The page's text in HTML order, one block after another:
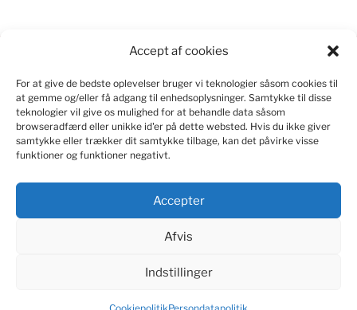
Accept af cookies
For at give de bedste oplevelser bruger vi teknologier såsom cookies til
at gemme og/eller få adgang til enhedsoplysninger. Samtykke til disse
teknologier vil give os mulighed for at behandle data såsom
browseradfærd eller unikke id'er på dette websted. Hvis du ikke giver
samtykke eller trækker dit samtykke tilbage, kan det påvirke visse
funktioner og funktioner negativt.
Accepter
Afvis
Indstillinger
KONSTRUERET I WORD PRESS
Kontaktwebmasterved spørgsmål om indlæg og
hjemmesiden.
TWITTERLINKEDIN